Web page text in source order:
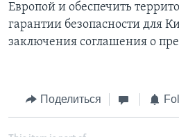
Европой и обеспечить
гарантии безопасности для
заключения соглашения о
Поделиться